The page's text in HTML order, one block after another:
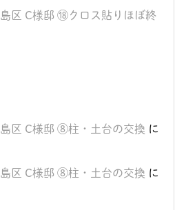
区 C様邸 ⑱クロス貼りほぼ終
区 C様邸 ⑧柱・土台の交換 に
区 C様邸 ⑧柱・土台の交換 に